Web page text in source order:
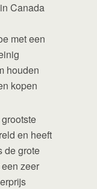
Canada
met een
houden
kopen
en heeft
de grote
zeer